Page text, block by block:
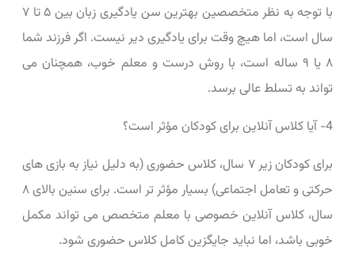
با توجه به نظر متخصصین بهترین سن یادگیری زبان بین ۵ تا ۷
سال است، اما هیچ وقت برای یادگیری دیر نیست. اگر فرزند شما
۸ یا ۹ ساله است، با روش درست و معلم خوب، همچنان می
‌تواند به تسلط عالی برسد.
4- آیا کلاس آنلاین برای کودکان مؤثر است؟
برای کودکان زیر ۷ سال، کلاس حضوری (به دلیل نیاز به بازی ‌های
حرکتی و تعامل اجتماعی) بسیار مؤثر تر است. برای سنین بالای ۸
سال، کلاس آنلاین خصوصی با معلم متخصص می ‌تواند مکمل
خوبی باشد، اما نباید جایگزین کامل کلاس حضوری شود.